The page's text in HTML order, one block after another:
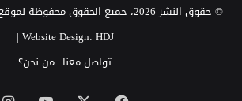
© حقوق النشر 2026، جميع الحقوق محفوظة لموقع Heure Du Journal |
Website Design: HDJ
|
تواصل معنا من نحن؟